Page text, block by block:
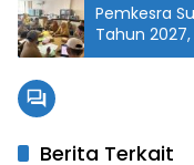
Pemkesra
Tahun
Kebutuhan
Berita Terkait